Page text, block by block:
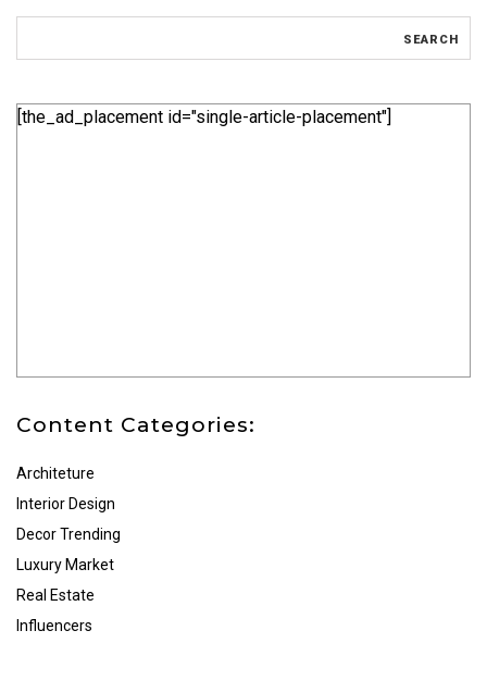
[the_ad_placement id="single-article-placement"]
Content Categories:
Architeture
Interior Design
Decor Trending
Luxury Market
Real Estate
Influencers